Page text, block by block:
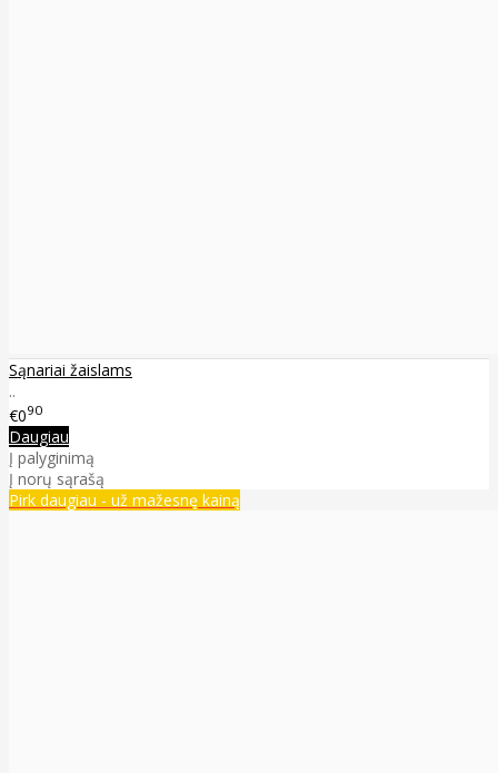
Sąnariai žaislams
..
€090
Daugiau
Į palyginimą
Į norų sąrašą
Pirk daugiau - už mažesnę kainą